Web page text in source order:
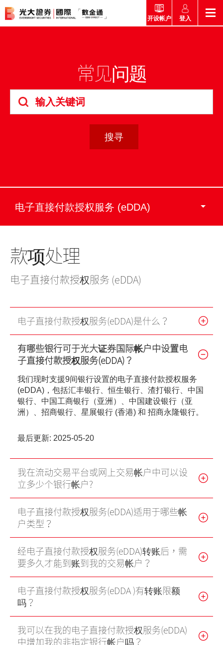
市场快讯
市场概要
新股上市
市场导航
研究报告总览
新股快讯
财富管理
简介
美股
期货合约
股票期权
外汇服务
交易所买卖基金
收费及其他费用
交易
款项处理
股票处理
光证财富高
流动交易 (eMO!)
帐户
技术支援
表格
下载
eMO! 免费流动交易程式
「期货宝」免费试用
「期货宝」
「港股易」(简体版)
美股易II
MT4
表格
光证财富高 用户指南
交易示范
新客户专区
联络我们
EN
开设帐户 登入
常见问题
电子直接付款授权服务 (eDDA)
款项处理
电子直接付款授权服务 (eDDA)
电子直接付款授权服务(eDDA)是什么？
有哪些银行可于光大证券国际帐户中设置电
子直接付款授权服务(eDDA)？
我们现时支援9间银行设置的电子直接付款授权服务
(eDDA)，包括汇丰银行、恒生银行、渣打银行、中国
银行、中国工商银行（亚洲）、中国建设银行（亚
洲）、招商银行、星展银行 (香港) 和 招商永隆银行。
最后更新: 2025-05-20
我在流动交易平台或网上交易帐户中可以设
立多少个银行帐户?
电子直接付款授权服务(eDDA)适用于哪些帐
户类型？
经电子直接付款授权服务(eDDA)转账后，需
要多久才能到账到我的交易帐户？
电子直接付款授权服务(eDDA )有转账限额
吗？
我可以在我的电子直接付款授权服务(eDDA)
中增加我的非指定银行帐户吗？